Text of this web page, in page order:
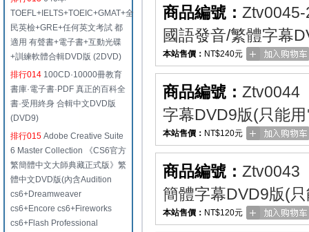
TOEFL+IELTS+TOEIC+GMAT+全
民英檢+GRE+任何英文考試 都
適用 有聲書+電子書+互動光碟
+訓練軟體合輯DVD版 (2DVD)
排行014 100CD·10000冊教育
書庫·電子書·PDF 真正的百科全
書·受用終身 合輯中文DVD版
(DVD9)
排行015 Adobe Creative Suite
6 Master Collection 《CS6官方
繁簡體中文大師典藏正式版》繁
體中文DVD版(內含Audition
cs6+Dreamweaver
cs6+Encore cs6+Fireworks
cs6+Flash Professional
商品編號： Ztv0045-
國語發音/繁體字幕
本站售價： NT$240元
商品編號： Ztv0044
字幕DVD9版(只能
本站售價： NT$120元
商品編號： Ztv0043
簡體字幕DVD9版(
本站售價： NT$120元